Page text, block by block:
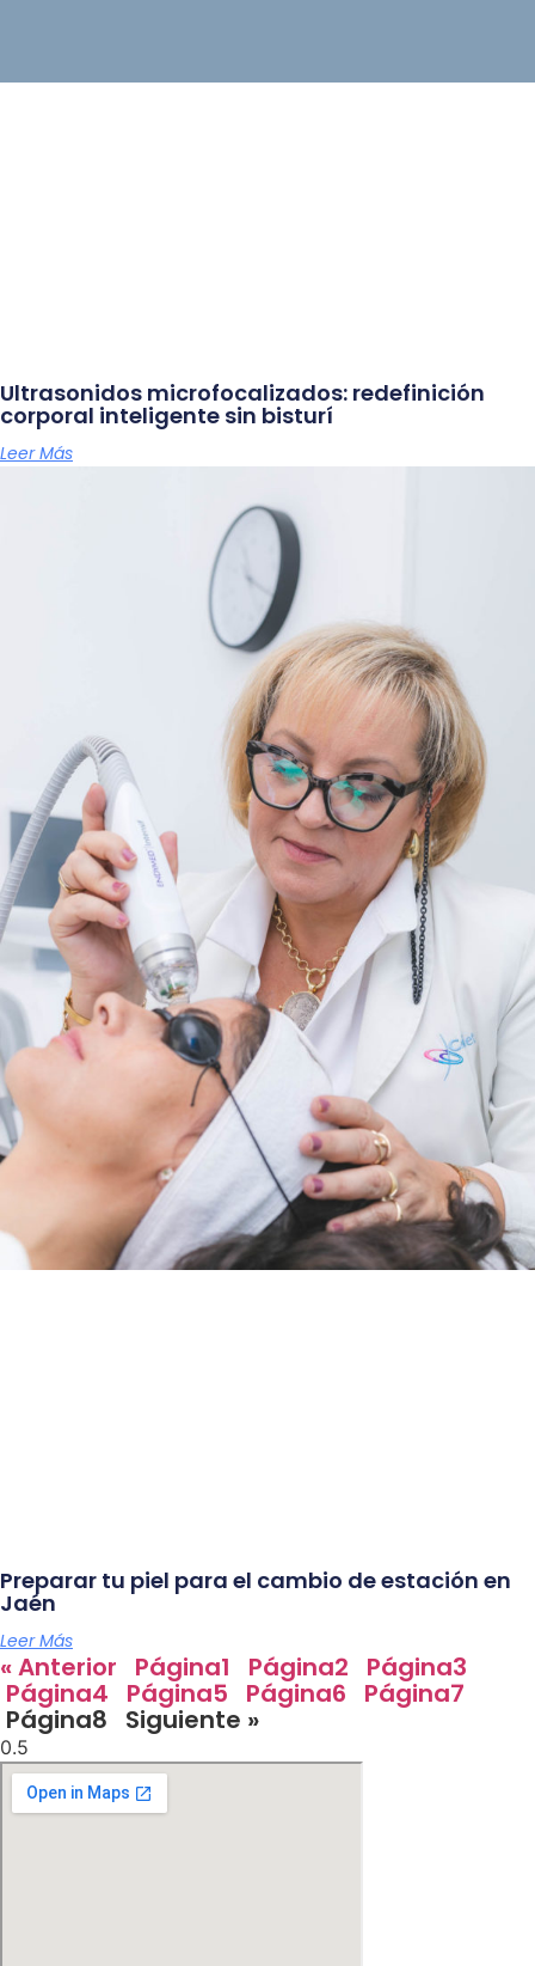
Ultrasonidos microfocalizados: redefinición
corporal inteligente sin bisturí
Leer Más
Preparar tu piel para el cambio de estación en
Jaén
Leer Más
« Anterior Página1 Página2 Página3
Página4 Página5 Página6 Página7
Página8 Siguiente »